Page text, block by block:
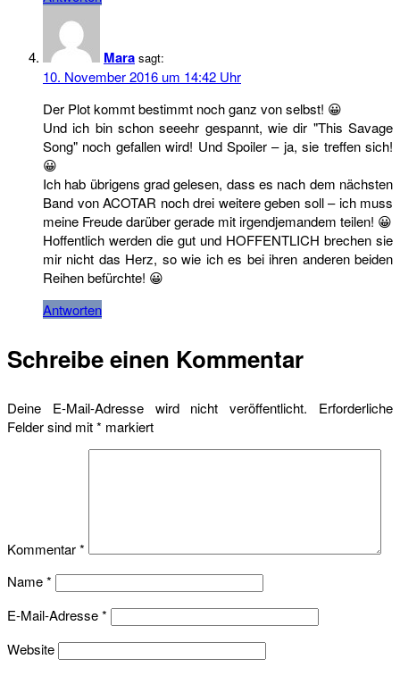
Mara sagt:
10. November 2016 um 14:42 Uhr
Der Plot kommt bestimmt noch ganz von selbst! 😀
Und ich bin schon seeehr gespannt, wie dir "This Savage
Song" noch gefallen wird! Und Spoiler – ja, sie treffen sich!
😀
Ich hab übrigens grad gelesen, dass es nach dem nächsten
Band von ACOTAR noch drei weitere geben soll – ich muss
meine Freude darüber gerade mit irgendjemandem teilen! 😀
Hoffentlich werden die gut und HOFFENTLICH brechen sie
mir nicht das Herz, so wie ich es bei ihren anderen beiden
Reihen befürchte! 😀
Antworten
Schreibe einen Kommentar
Deine E-Mail-Adresse wird nicht veröffentlicht.
Erforderliche
Felder sind mit* markiert
Kommentar*
Name*
E-Mail-Adresse*
Website